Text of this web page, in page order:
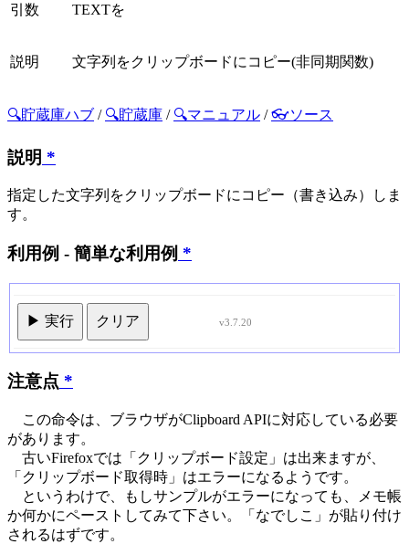
引数 TEXTを
説明 文字列をクリップボードにコピー(非同期関数)
🔍貯蔵庫ハブ / 🔍貯蔵庫 / 🔍マニュアル /👓ソース
説明 *
指定した文字列をクリップボードにコピー（書き込み）しま
す。
利用例 - 簡単な利用例 *
▶ 実行 クリア v3.7.20
注意点 *
この命令は、ブラウザがClipboard APIに対応している必要
があります。
古いFirefoxでは「クリップボード設定」は出来ますが、
「クリップボード取得時」はエラーになるようです。
というわけで、もしサンプルがエラーになっても、メモ帳
か何かにペーストしてみて下さい。「なでしこ」が貼り付け
されるはずです。